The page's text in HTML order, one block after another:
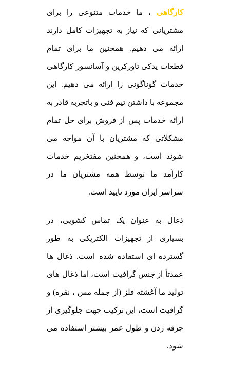
کارگاهی ، ما خدمات متنوعی را برای
مشتریانی که نیاز به تجهیزات کامل دارند
ارائه می دهیم. همچنین ما برای تمام
قطعات یدکی تاورکرین و آسانسور کارگاهی
خدمات گوناگونی را ارائه می دهیم. این
مجموعه با داشتن تیم فنی و باتجربه قادر به
ارائه خدمات پس از فروش برای حل تمام
مشکلاتی که مشتریان با آن مواجه می
شوند است، و همچنین مفتخریم خدمات
کارآمد ما توسط همه مشتریان ما در
سراسر ایران مورد تایید است.
ذغال به عنوان یک تماس کشویی، در
بسیاری از تجهیزات الکتریکی به طور
گسترده ای استفاده شده است. ذغال ها
عمدتاً از جنس گرافیت است، اما ذغال های
تولید ما آغشته فلز (از جمله مس ، نقره) و
گرافیت است، این ترکیب جهت جلوگیری از
جرقه زدن و طول عمر بیشتر استفاده می
شود.